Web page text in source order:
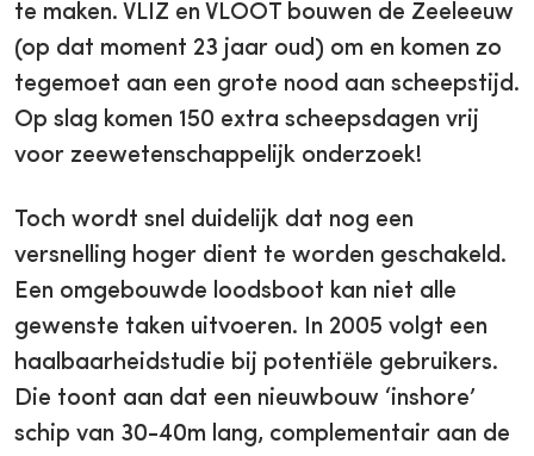
te maken. VLIZ en VLOOT bouwen de Zeeleeuw
(op dat moment 23 jaar oud) om en komen zo
tegemoet aan een grote nood aan scheepstijd.
Op slag komen 150 extra scheepsdagen vrij
voor zeewetenschappelijk onderzoek!
Toch wordt snel duidelijk dat nog een
versnelling hoger dient te worden geschakeld.
Een omgebouwde loodsboot kan niet alle
gewenste taken uitvoeren. In 2005 volgt een
haalbaarheidstudie bij potentiële gebruikers.
Die toont aan dat een nieuwbouw ‘inshore’
schip van 30-40m lang, complementair aan de